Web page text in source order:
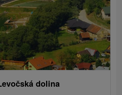
dolina